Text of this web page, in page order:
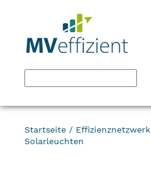
Startseite / Effizienznetzwerk
Solarleuchten